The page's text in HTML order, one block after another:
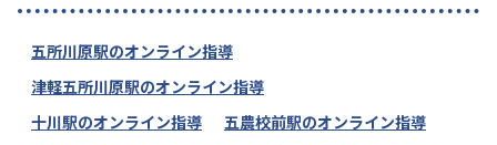
五所川原駅のオンライン指導
津軽五所川原駅のオンライン指導
十川駅のオンライン指導
五農校前駅のオンライン指導